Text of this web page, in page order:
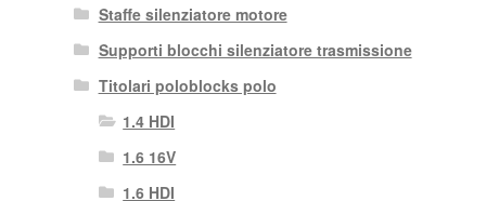
Staffe silenziatore motore
Supporti blocchi silenziatore trasmissione
Titolari poloblocks polo
1.4 HDI
1.6 16V
1.6 HDI